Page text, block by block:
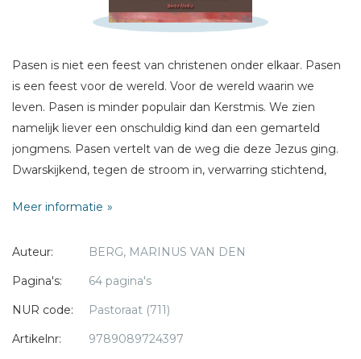
Pasen is niet een feest van christenen onder elkaar. Pasen
is een feest voor de wereld. Voor de wereld waarin we
leven. Pasen is minder populair dan Kerstmis. We zien
namelijk liever een onschuldig kind dan een gemarteld
jongmens. Pasen vertelt van de weg die deze Jezus ging.
Dwarskijkend, tegen de stroom in, verwarring stichtend,
te houden. Pasen vertelt een dwars verhaal in deze tijd van
vluchtelingen die in zee omkomen, machthebbers die hun
wurggreep versterken. Pasen is het prikkelende verhaal van
aan lijden, dood en uitzichtloosheid. Een feest kortom om
hoop en mededogen ruimte te geven.Pastor Marinus van
Meer informatie
Auteur:
BERG, MARINUS VAN DEN
Pagina's:
64 pagina's
NUR code:
Pastoraat (711)
Artikelnr:
9789089724397
Schrijf hieronder je review!
Naam *
Titel *
Bericht *
* = verplicht